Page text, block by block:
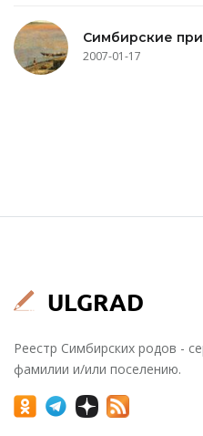
Симбирские
2007-01-17
Реестр Симбирских родов -
фамилии и/или поселению.